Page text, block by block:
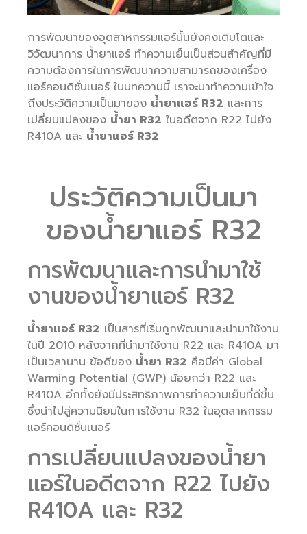
การพัฒนาของอุตสาหกรรมแอร์นั้นยังคงเติบโตและ
วิวัฒนาการ น้ำยาแอร์ ทำความเย็นเป็นส่วนสำคัญที่มี
ความต้องการในการพัฒนาความสามารถของเครื่อง
แอร์คอนดิชั่นเนอร์ ในบทความนี้ เราจะมาทำความเข้าใจ
ถึงประวัติความเป็นมาของ น้ำยาแอร์ R32 และการ
เปลี่ยนแปลงของ น้ำยา R32 ในอดีตจาก R22 ไปยัง
R410A และ น้ำยาแอร์ R32
ประวัติความเป็นมา
ของน้ำยาแอร์ R32
การพัฒนาและการนำมาใช้
งานของน้ำยาแอร์ R32
น้ำยาแอร์ R32 เป็นสารที่เริ่มถูกพัฒนาและนำมาใช้งาน
ในปี 2010 หลังจากที่นำมาใช้งาน R22 และ R410A มา
เป็นเวลานาน ข้อดีของ น้ำยา R32 คือมีค่า Global
Warming Potential (GWP) น้อยกว่า R22 และ
R410A อีกทั้งยังมีประสิทธิภาพการทำความเย็นที่ดีขึ้น
ซึ่งนำไปสู่ความนิยมในการใช้งาน R32 ในอุตสาหกรรม
แอร์คอนดิชั่นเนอร์
การเปลี่ยนแปลงของน้ำยา
แอร์ในอดีตจาก R22 ไปยัง
R410A และ R32